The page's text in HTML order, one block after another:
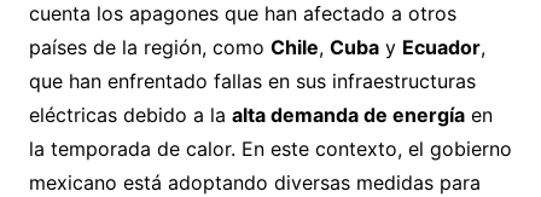
cuenta los apagones que han afectado a otros
países de la región, como Chile, Cubay Ecuador,
que han enfrentado fallas en sus infraestructuras
eléctricas debido a la alta demanda de energíaen
la temporada de calor. En este contexto, el gobierno
mexicano está adoptando diversas medidas para